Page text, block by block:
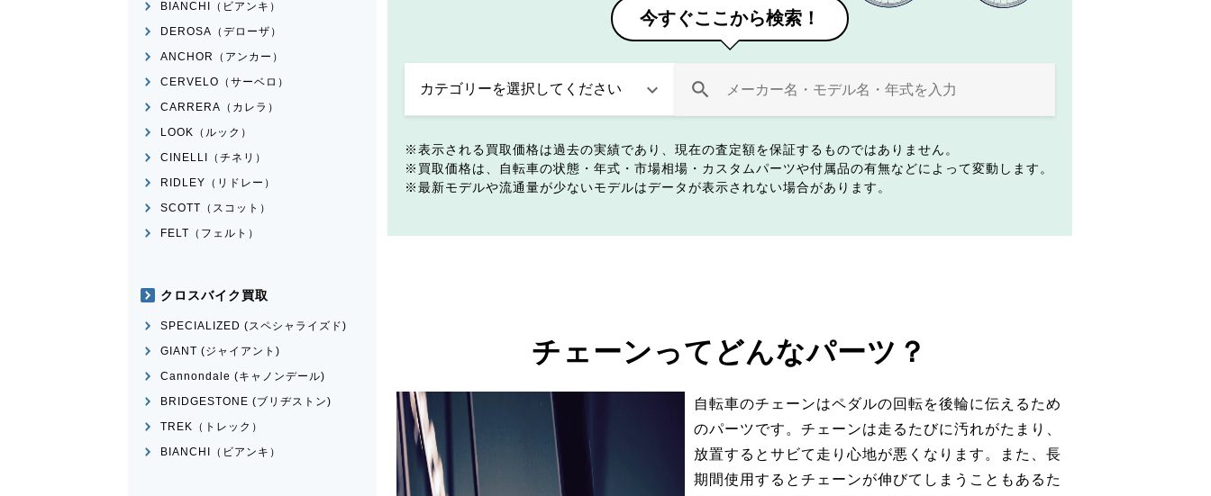
今すぐここから検索！
表示される買取価格は過去の実績であり、現在の査定額を保証するものではありません。
買取価格は、自転車の状態・年式・市場相場・カスタムパーツや付属品の有無などによって変動します。
最新モデルや流通量が少ないモデルはデータが表示されない場合があります。
チェーンってどんなパーツ？
自転車のチェーンはペダルの回転を後輪に伝えるため
のパーツです。チェーンは走るたびに汚れがたまり、
放置するとサビて走り心地が悪くなります。また、長
期間使用するとチェーンが伸びてしまうこともあるた
BIANCHI（ビアンキ）
DEROSA（デローザ）
ANCHOR（アンカー）
CERVELO（サーベロ）
CARRERA（カレラ）
LOOK（ルック）
CINELLI（チネリ）
RIDLEY（リドレー）
SCOTT（スコット）
FELT（フェルト）
クロスバイク買取
SPECIALIZED (スペシャライズド)
GIANT (ジャイアント)
Cannondale (キャノンデール)
BRIDGESTONE (ブリヂストン)
TREK（トレック）
BIANCHI（ビアンキ）